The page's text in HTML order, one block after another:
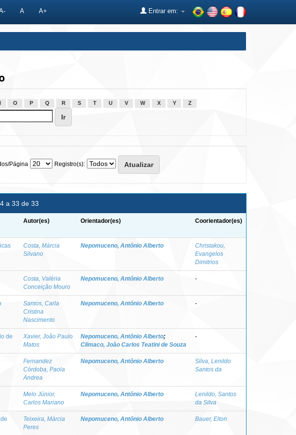
A A+ Entrar em:
O P Q R S T U V W X Y Z
Página Registro(s):
a 33 de 33
Autor(es) Orientador(es) Coorientador(es)
Costa, Márcia
Silvano
Nepomuceno, Antônio Alberto
Christakou,
Evangelos
Dimitrios
Costa, Valéria
Conceição Mouro
Nepomuceno, Antônio Alberto -
Santos, Carla
Cristina
Nascimento
Nepomuceno, Antônio Alberto -
de
Xavier, João Paulo
Matos
Nepomuceno, Antônio Alberto;
Clímaco, João Carlos Teatini de Souza
-
Fernandez
Córdoba, Paola
Andrea
Nepomuceno, Antônio Alberto
Silva, Lenildo
Santos da
Melo Júnior,
Carlos Mariano
Nepomuceno, Antônio Alberto
Lenildo, Santos
da Silva
Teixeira, Márcia
Peres
Nepomuceno, Antônio Alberto Bauer, Elton